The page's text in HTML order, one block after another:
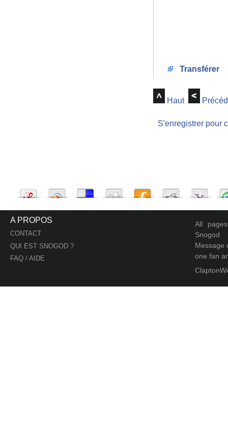
Transférer
Haut
S'enregistrer pour
A PROPOS
CONTACT
QUI EST SNOGOD ?
FAQ / AIDE
All
Snogod
Message
one fan